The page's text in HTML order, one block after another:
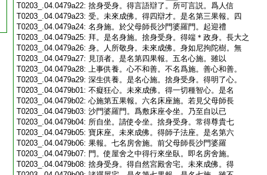
T0203_.04.0479a22: 捨身受身。得言語辯了。所可言説。爲人信
T0203_.04.0479a23: 受。未來成佛。得四辯才。是名第三果報。四
T0203_.04.0479a24: 名身施。於父母師長沙門婆羅門。起迎禮
T0203_.04.0479a25: 拜。是名身施。捨身受身。得端＊政身。長大之
T0203_.04.0479a26: 身。人所敬身。未來成佛。身如尼拘陀樹。無
T0203_.04.0479a27: 見頂者。是名第四果報。五名心施。雖以
T0203_.04.0479a28: 上事供養。心不和善。不名爲施。善心和善。
T0203_.04.0479a29: 深生供養。是名心施。捨身受身。得明了心。
T0203_.04.0479b01: 不癡狂心。未來成佛。得一切種智心。是名
T0203_.04.0479b02: 心施第五果報。六名床座施。若見父母師長
T0203_.04.0479b03: 沙門婆羅門。爲敷床座令坐。乃至自以已
T0203_.04.0479b04: 所自坐。請使令坐。捨身受身。常得尊貴七
T0203_.04.0479b05: 寶床座。未來成佛。得師子法座。是名第六
T0203_.04.0479b06: 果報。七名房舍施。前父母師長沙門婆羅
T0203_.04.0479b07: 門。使屋舍之中得行來坐臥。即名房舍施。
T0203_.04.0479b08: 捨身受身。得自然宮殿舍宅。未來成佛。得